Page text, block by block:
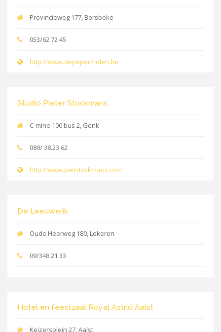
Provincieweg 177, Borsbeke
053/62 72 45
http://www.depepermolen.be
Studio Pieter Stockmans
C-mine 100 bus 2, Genk
089/ 38.23.62
http://www.pietstockmans.com
De Leeuwerik
Oude Heerweg 180, Lokeren
09/348 21 33
Hotel en feestzaal Royal Astrid Aalst
Keizersplein 27, Aalst